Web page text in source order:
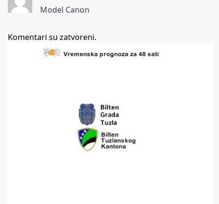
Model Canon
Komentari su zatvoreni.